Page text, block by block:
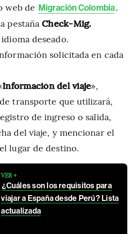
web de Migración Colombia.
pestañaCheck-Mig.
deseado.
solicitada en cada
Información del viaje»,
transporte que utilizará,
de ingreso o salida,
del viaje, y mencionar el
lugar de destino.
VER +
¿Cuáles son los requisitos para
viajar a España desde Perú? Lista
actualizada